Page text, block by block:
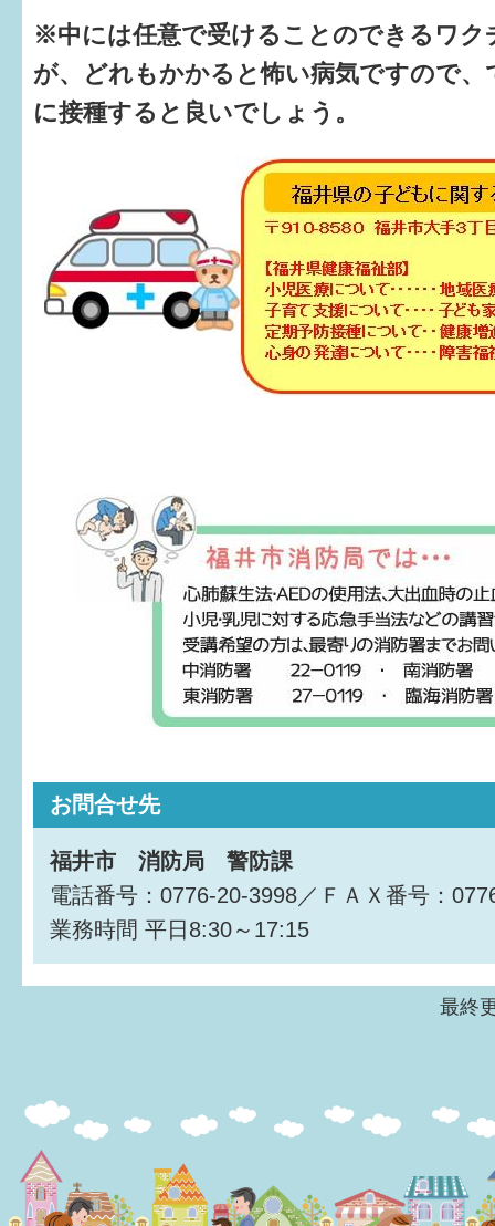
※中には任意で受けることのできるワク
が、どれもかかると怖い病気ですので、
に接種すると良いでしょう。
お問合せ先
福井市 消防局 警防課
電話番号：0776-20-3998／ＦＡＸ番号：
業務時間 平日8:30～17:15
最終